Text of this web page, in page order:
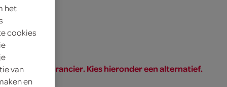
of de leverancier. Kies hieronder een alternatief.
het
cookies
van
en